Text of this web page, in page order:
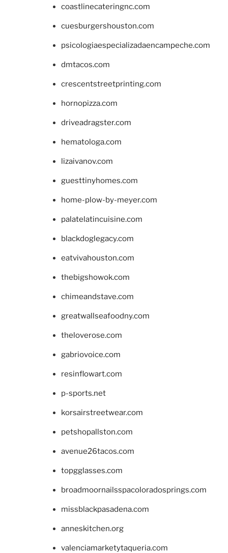
coastlinecateringnc.com
cuesburgershouston.com
psicologiaespecializadaencampeche.com
dmtacos.com
crescentstreetprinting.com
hornopizza.com
driveadragster.com
hematologa.com
lizaivanov.com
guesttinyhomes.com
home-plow-by-meyer.com
palatelatincuisine.com
blackdoglegacy.com
eatvivahouston.com
thebigshowok.com
chimeandstave.com
greatwallseafoodny.com
theloverose.com
gabriovoice.com
resinflowart.com
p-sports.net
korsairstreetwear.com
petshopallston.com
avenue26tacos.com
topgglasses.com
broadmoornailsspacoloradosprings.com
missblackpasadena.com
anneskitchen.org
valenciamarketytaqueria.com